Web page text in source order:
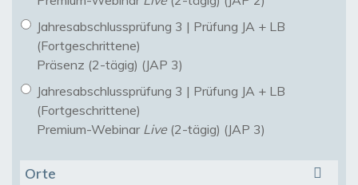
Jahresabschlussprüfung 3 | Prüfung JA + LB
(Fortgeschrittene)
Präsenz (2-tägig) (JAP 3)
Jahresabschlussprüfung 3 | Prüfung JA + LB
(Fortgeschrittene)
Premium-Webinar Live (2-tägig) (JAP 3)
Orte